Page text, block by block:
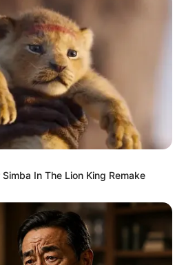
DE LA PORTE
presse PMU du jour
les
pronostics de la presse sur
m’étaient contées
In The Lion King Remake